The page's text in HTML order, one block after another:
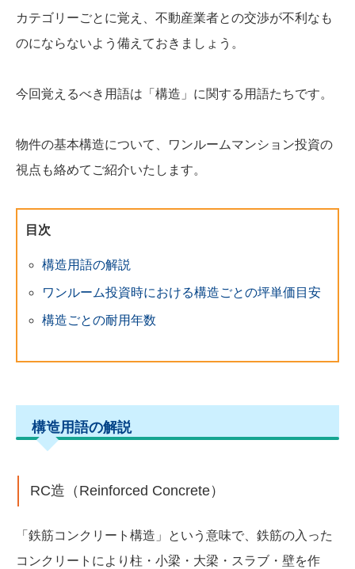
カテゴリーごとに覚え、不動産業者との交渉が不利なも
のにならないよう備えておきましょう。
今回覚えるべき用語は「構造」に関する用語たちです。
物件の基本構造について、ワンルームマンション投資の
視点も絡めてご紹介いたします。
目次
構造用語の解説
ワンルーム投資時における構造ごとの坪単価目安
構造ごとの耐用年数
構造用語の解説
RC造（Reinforced Concrete）
「鉄筋コンクリート構造」という意味で、鉄筋の入った
コンクリートにより柱・小梁・大梁・スラブ・壁を作